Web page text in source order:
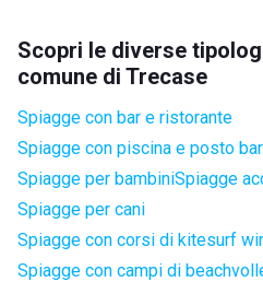
Scopri le diverse
comune di Trecase
Spiagge con bar e ristorante
Spiagge con piscina e posto
Spiagge per bambiniSpiagge
Spiagge per cani
Spiagge con corsi di kitesurf
Spiagge con campi di